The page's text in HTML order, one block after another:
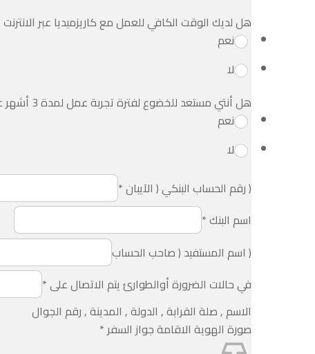
هل لديك الوقت الكافي للعمل مع كاريزميديا عبر
نعم
لا
هل أنتي مستعد للخضوع لفترة تجربة عمل لمدة 3 أشهر عبر الانترنت حسب المطلوب ؟
نعم
لا
( رقم الحساب البنكي ( الآيبان*
اسم البنك*
( اسم المستفيد ( صاحب الحساب
في حالات الضرورة أوالطوارئ يتم الاتصال على*
الاسم , صلة القرابة , الدولة , المدينة , رقم الجوال
صورة الهوية الاقامة جواز السفر*